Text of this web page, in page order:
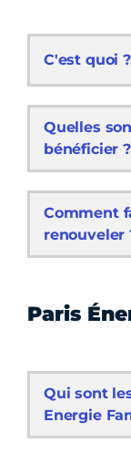
C'est quoi ?
Quelles
bénéficier ?
Comment
renouveler
Paris
Qui sont
Energie